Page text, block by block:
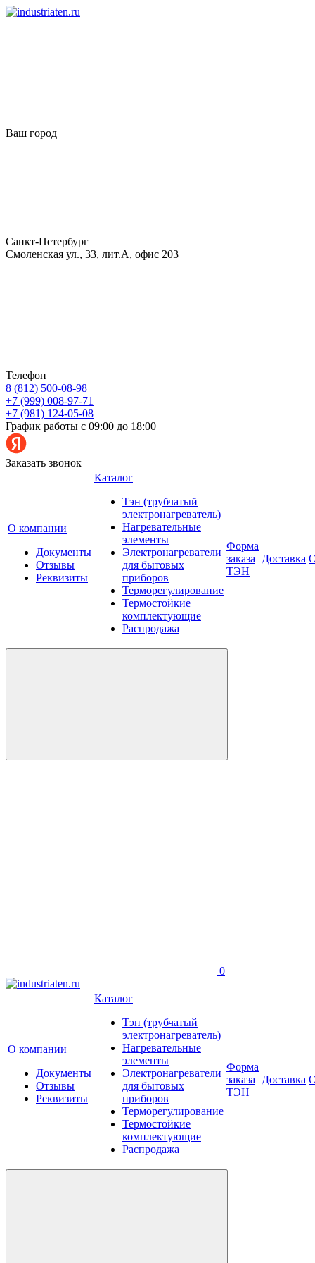
Ваш город
Санкт-Петербург
Смоленская ул., 33, лит.А, офис 203
Телефон
8 (812) 500-08-98
+7 (999) 008-97-71
+7 (981) 124-05-08
График работы с 09:00 до 18:00
Заказать звонок
О компании
Документы
Отзывы
Реквизиты
Каталог
Тэн (трубчатый
электронагреватель)
Нагревательные
элементы
Электронагреватели
для бытовых
приборов
Терморегулирование
Термостойкие
комплектующие
Распродажа
Форма
заказа
ТЭН
Доставка
0
О компании
Документы
Отзывы
Реквизиты
Каталог
Тэн (трубчатый
электронагреватель)
Нагревательные
элементы
Электронагреватели
для бытовых
приборов
Терморегулирование
Термостойкие
комплектующие
Распродажа
Форма
заказа
ТЭН
Доставка